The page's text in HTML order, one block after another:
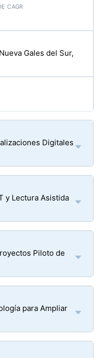
Gales del Sur,
Digitales
y Lectura Asistida
Piloto de
para Ampliar